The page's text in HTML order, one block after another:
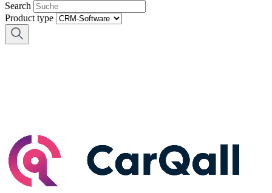
Search
Product type